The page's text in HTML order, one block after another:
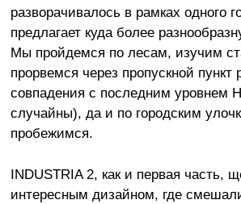
разворачивалось в рамках одного
предлагает куда более
Мы пройдемся по лесам, изучим
прорвемся через пропускной пункт
совпадения с последним уровнем
случайны), да и по городским
пробежимся.
INDUSTRIA 2, как и первая часть,
интересным дизайном, где